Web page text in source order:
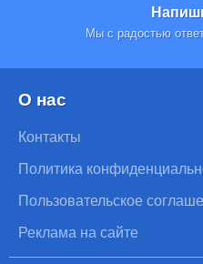
Мы с радостью
О нас
Контакты
Политика
Пользовательское
Реклама на сайте